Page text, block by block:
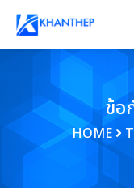
ข้อ
HOME